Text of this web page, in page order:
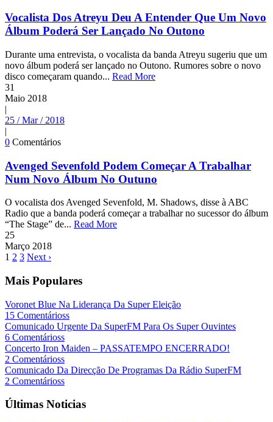
Vocalista Dos Atreyu Deu A Entender Que Um Novo
Álbum Poderá Ser Lançado No Outono
Durante uma entrevista, o vocalista da banda Atreyu sugeriu que um
novo álbum poderá ser lançado no Outono. Rumores sobre o novo
disco começaram quando... Read More
31
Maio 2018
|
25 / Mar / 2018
|
0 Comentários
Avenged Sevenfold Podem Começar A Trabalhar
Num Novo Álbum No Outuno
O vocalista dos Avenged Sevenfold, M. Shadows, disse à ABC
Radio que a banda poderá começar a trabalhar no sucessor do álbum
“The Stage” de... Read More
25
Março 2018
1 2 3 Next ›
Mais Populares
Voronet Blue Na Liderança Da Super Eleição
15 Comentárioss
Comunicado Urgente Da SuperFM Para Os Super Ouvintes
6 Comentárioss
Concerto Iron Maiden – PASSATEMPO ENCERRADO!
2 Comentárioss
Comunicado Da Direcção De Programas Da Rádio SuperFM
2 Comentárioss
Últimas Noticias